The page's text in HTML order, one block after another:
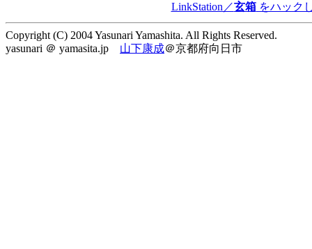
LinkStation／玄箱をハック
Copyright (C) 2004 Yasunari Yamashita. All Rights Reserved.
yasunari ＠ yamasita.jp 山下康成＠京都府向日市